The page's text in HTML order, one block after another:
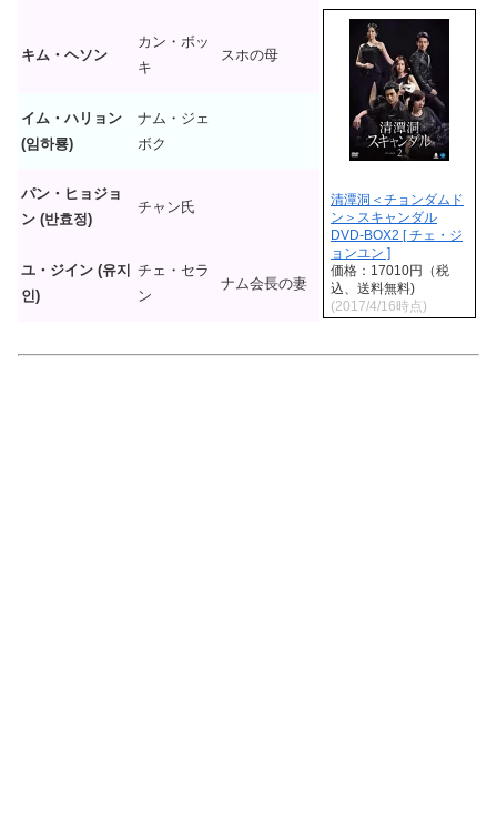
清潭洞＜チョンダムド
ン＞スキャンダル
DVD-BOX2 [ チェ・ジ
ョンユン ]
価格：17010円（税
込、送料無料)
(2017/4/16時点)
キム・ヘソン
カン・ボッ
キ
スホの母
イム・ハリョン
(임하룡)
ナム・ジェ
ボク
パン・ヒョジョ
ン (반효정)
チャン氏
ユ・ジイン (유지
인)
チェ・セラ
ン
ナム会長の妻